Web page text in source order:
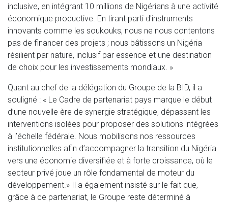
inclusive, en intégrant 10 millions de Nigérians à une activité
économique productive. En tirant parti d'instruments
innovants comme les soukouks, nous ne nous contentons
pas de financer des projets ; nous bâtissons un Nigéria
résilient par nature, inclusif par essence et une destination
de choix pour les investissements mondiaux. »
Quant au chef de la délégation du Groupe de la BID, il a
souligné : « Le Cadre de partenariat pays marque le début
d’une nouvelle ère de synergie stratégique, dépassant les
interventions isolées pour proposer des solutions intégrées
à l’échelle fédérale. Nous mobilisons nos ressources
institutionnelles afin d’accompagner la transition du Nigéria
vers une économie diversifiée et à forte croissance, où le
secteur privé joue un rôle fondamental de moteur du
développement.» Il a également insisté sur le fait que,
grâce à ce partenariat, le Groupe reste déterminé à